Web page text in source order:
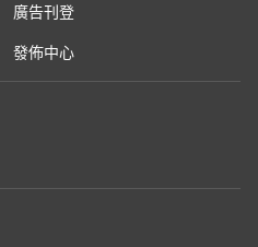
廣告刊登
發佈中心